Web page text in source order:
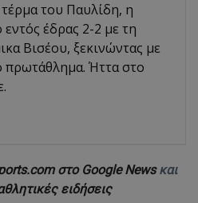
του Παυλίδη, η
έδρας 2-2 με τη
Βισέου, ξεκινώντας με
πρωτάθλημα. Ήττα στο
στο Google Newsκαι
ειδήσεις